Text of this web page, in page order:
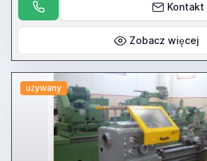
Kontakt
Zobacz więcej
używany